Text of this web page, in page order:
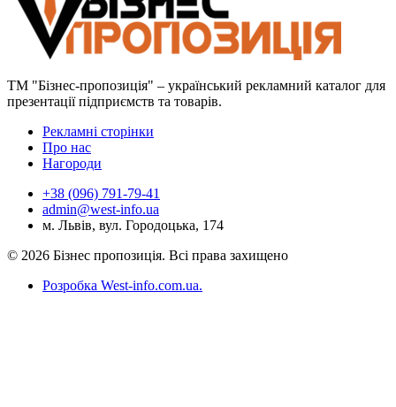
ТМ "Бізнес-пропозиція" – український рекламний каталог для
презентації підприємств та товарів.
Рекламні сторінки
Про нас
Нагороди
+38 (096) 791-79-41
admin@west-info.ua
м. Львів, вул. Городоцька, 174
© 2026 Бізнес пропозиція. Всі права захищено
Розробка West-info.com.ua.